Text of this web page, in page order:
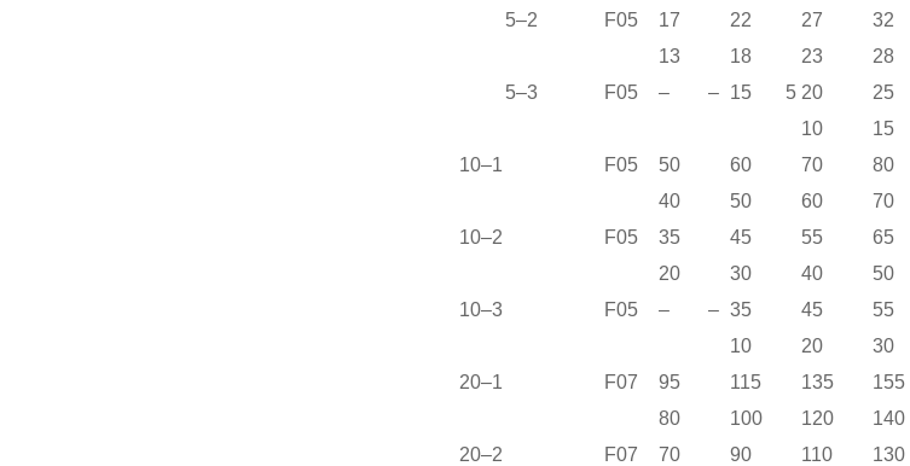
5–2 F05
17
13
22
18
27
23
28
5–3 F05 – – 15 5 20
10
15
10–1 F05
50
40
60
50
70
60
70
10–2 F05
35
20
45
30
55
40
50
10–3 F05 – – 35
10
45
20
30
20–1 F07
95
80
115
100
135
120
140
20–2 F07
7090 110